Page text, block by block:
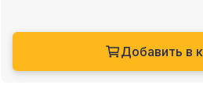
Добавить в